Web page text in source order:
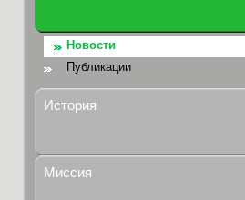
Новости
Публикации
История
Миссия